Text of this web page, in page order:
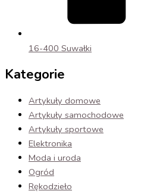
16-400 Suwałki
Kategorie
Artykuły domowe
Artykuły samochodowe
Artykuły sportowe
Elektronika
Moda i uroda
Ogród
Rękodzieło